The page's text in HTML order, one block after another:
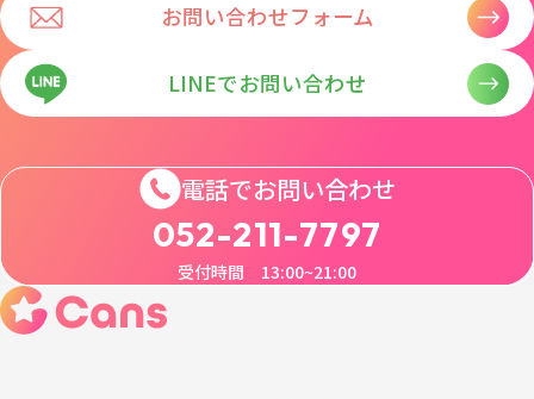
お問い合わせフォーム
LINEでお問い合わせ
電話でお問い合わせ
052-211-7797
受付時間 13:00~21:00